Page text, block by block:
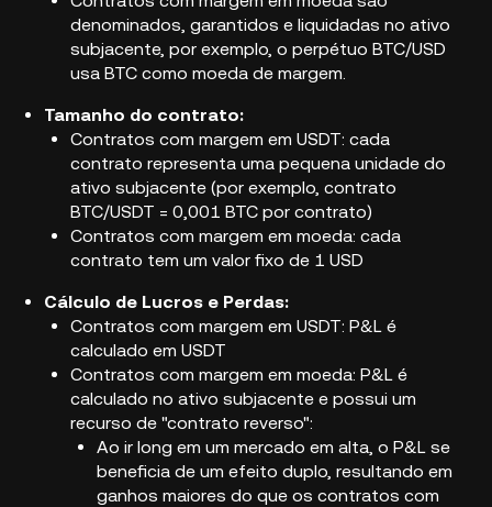
denominados, garantidos e liquidadas no ativo
subjacente, por exemplo, o perpétuo BTC/USD
usa BTC como moeda de margem.
Tamanho do contrato:
Contratos com margem em USDT: cada
contrato representa uma pequena unidade do
ativo subjacente (por exemplo, contrato
BTC/USDT = 0,001 BTC por contrato)
Contratos com margem em moeda: cada
contrato tem um valor fixo de 1 USD
Cálculo de Lucros e Perdas:
Contratos com margem em USDT: P&L é
calculado em USDT
Contratos com margem em moeda: P&L é
calculado no ativo subjacente e possui um
recurso de "contrato reverso":
Ao ir long em um mercado em alta, o P&L se
beneficia de um efeito duplo, resultando em
ganhos maiores do que os contratos com